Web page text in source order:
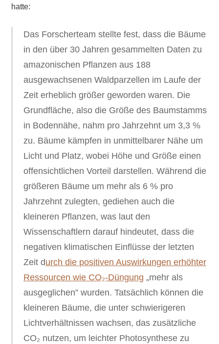
hatte:
Das Forscherteam stellte fest, dass die Bäume
in den über 30 Jahren gesammelten Daten zu
amazonischen Pflanzen aus 188
ausgewachsenen Waldparzellen im Laufe der
Zeit erheblich größer geworden waren. Die
Grundfläche, also die Größe des Baumstamms
in Bodennähe, nahm pro Jahrzehnt um 3,3 %
zu. Bäume kämpfen in unmittelbarer Nähe um
Licht und Platz, wobei Höhe und Größe einen
offensichtlichen Vorteil darstellen. Während die
größeren Bäume um mehr als 6 % pro
Jahrzehnt zulegten, gediehen auch die
kleineren Pflanzen, was laut den
Wissenschaftlern darauf hindeutet, dass die
negativen klimatischen Einflüsse der letzten
Zeit durch die positiven Auswirkungen erhöhter
Ressourcen wie CO₂-Düngung „mehr als
ausgeglichen” wurden. Tatsächlich können die
kleineren Bäume, die unter schwierigeren
Lichtverhältnissen wachsen, das zusätzliche
CO₂ nutzen, um leichter Photosynthese zu